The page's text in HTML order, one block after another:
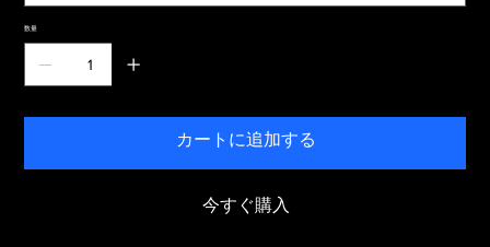
数量
カートに追加する
今すぐ購入